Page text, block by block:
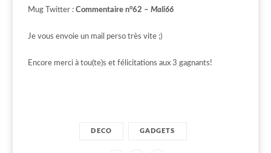
Mug Twitter : Commentaire n°62 – Mali66
Je vous envoie un mail perso très vite ;)
Encore merci à tou(te)s et félicitations aux 3 gagnants!
DECO GADGETS